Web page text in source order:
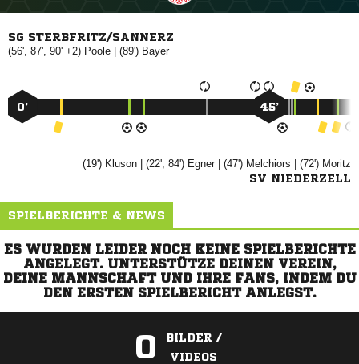
SG STERBFRITZ/SANNERZ
(56', 87', 90' +2)  | (89') 
0’ 45’
(19')  | (22', 84') | (47')  | (72') 
SV NIEDERZELL
SPIELBERICHTE & NEWS
ES WURDEN LEIDER NOCH KEINE SPIELBERICHTE
ANGELEGT. UNTERSTÜTZE DEINEN VEREIN,
DEINE MANNSCHAFT UND IHRE FANS, INDEM DU
DEN ERSTEN SPIELBERICHT ANLEGST.
0
BILDER /
VIDEOS